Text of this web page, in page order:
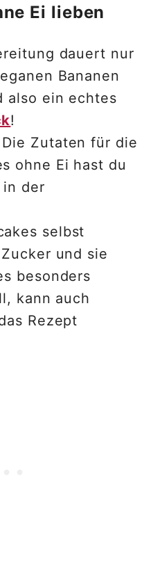
Ei lieben
dauert nur
Bananen
also ein echtes
!
Zutaten für die
ohne Ei hast du
in der
selbst
und sie
besonders
kann auch
Rezept